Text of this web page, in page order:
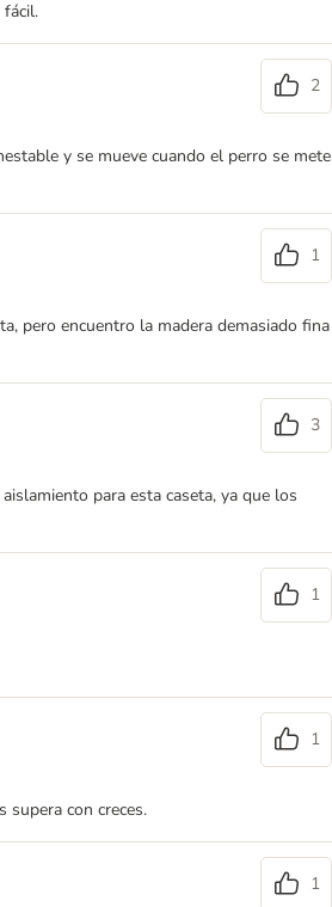
2
y se mueve cuando el perro se mete
1
pero encuentro la madera demasiado fina
3
para esta caseta, ya que los
1
1
supera con creces.
1